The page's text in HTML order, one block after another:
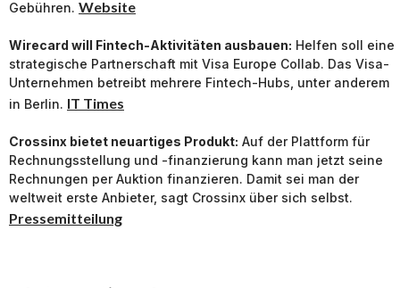
Gebühren. Website
Wirecard will Fintech-Aktivitäten ausbauen: Helfen soll eine
strategische Partnerschaft mit Visa Europe Collab. Das Visa-
Unternehmen betreibt mehrere Fintech-Hubs, unter anderem
in Berlin. IT Times
Crossinx bietet neuartiges Produkt: Auf der Plattform für
Rechnungsstellung und -finanzierung kann man jetzt seine
Rechnungen per Auktion finanzieren. Damit sei man der
weltweit erste Anbieter, sagt Crossinx über sich selbst.
Pressemitteilung